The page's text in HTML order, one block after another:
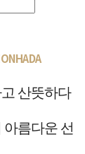
산뜻하다
아름다운 선